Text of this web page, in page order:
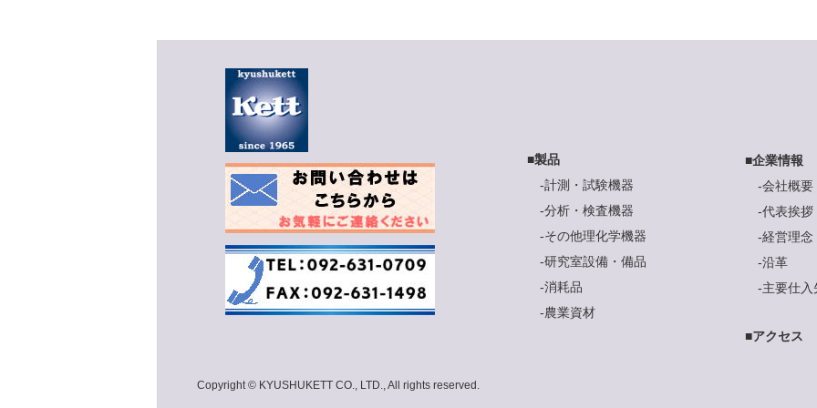
Copyright © KYUSHUKETT CO., LTD., All rights reserved.
■製品
-計測・試験機器
-分析・検査機器
-その他理化学機器
-研究室設備・備品
-消耗品
-農業資材
■企業情報
-会社概要
-代表挨拶
-経営理念
-沿革
-主要仕入
■アクセス